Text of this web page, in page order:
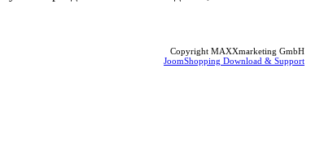
Copyright MAXXmarketing GmbH
JoomShopping Download & Support